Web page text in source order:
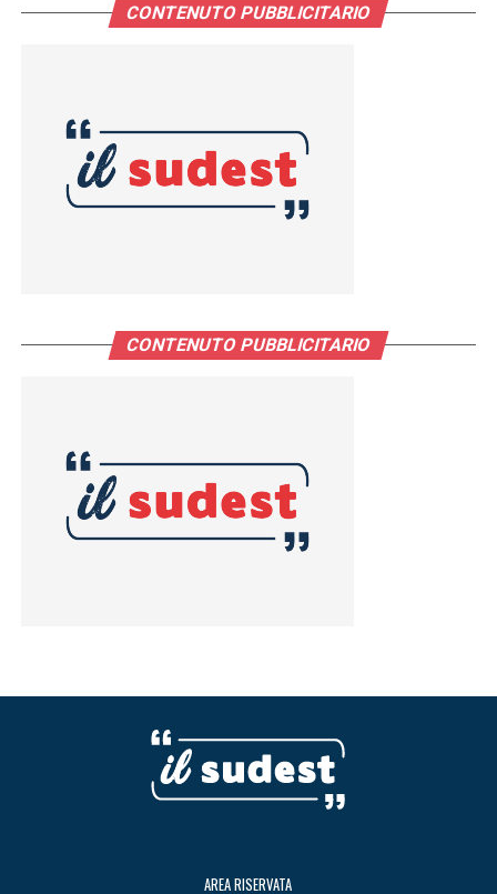
CONTENUTO PUBBLICITARIO
CONTENUTO PUBBLICITARIO
AREA RISERVATA